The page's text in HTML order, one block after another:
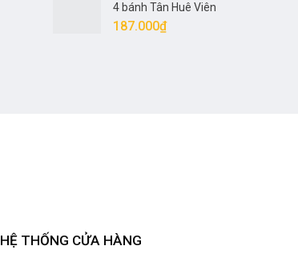
4 bánh Tân Huê Viên
600gr
187.000₫
HỆ THỐNG CỬA HÀNG